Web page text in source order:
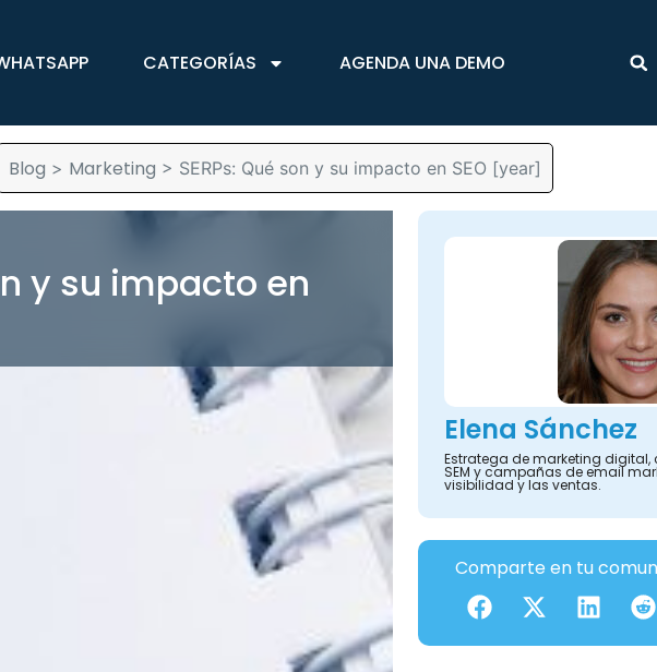
CATEGORÍAS AGENDA UNA DEMO
Blog > Marketing > SERPs: Qué son y su impacto en SEO [year]
y su impacto en
Elena Sánchez
Estratega de marketing digital,
SEM y campañas de email
visibilidad y las ventas.
Comparte en tu